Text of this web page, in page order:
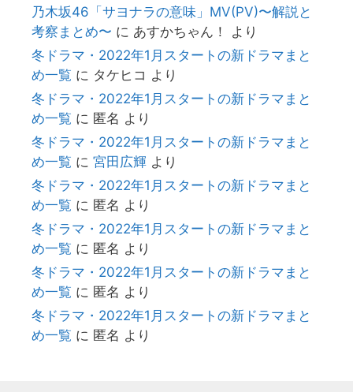
乃木坂46「サヨナラの意味」MV(PV)〜解説と
考察まとめ〜 に あすかちゃん！
より
冬ドラマ・2022年1月スタートの新ドラマまと
め一覧 に タケヒコ より
冬ドラマ・2022年1月スタートの新ドラマまと
め一覧 に 匿名 より
冬ドラマ・2022年1月スタートの新ドラマまと
め一覧 に 宮田広輝 より
冬ドラマ・2022年1月スタートの新ドラマまと
め一覧 に 匿名 より
冬ドラマ・2022年1月スタートの新ドラマまと
め一覧 に 匿名 より
冬ドラマ・2022年1月スタートの新ドラマまと
め一覧 に 匿名 より
冬ドラマ・2022年1月スタートの新ドラマまと
め一覧 に 匿名 より